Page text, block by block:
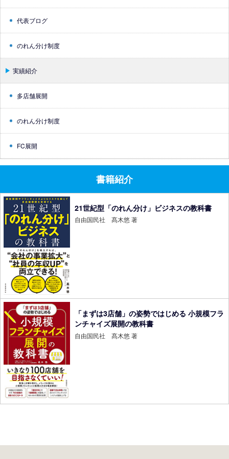
代表ブログ
のれん分け制度
実績紹介
多店舗展開
のれん分け制度
FC展開
書籍紹介
21世紀型「のれん分け」ビジネスの教科書
自由国民社 髙木悠 著
「まずは3店舗」の姿勢ではじめる 小規模フラ
ンチャイズ展開の教科書
自由国民社 髙木悠 著